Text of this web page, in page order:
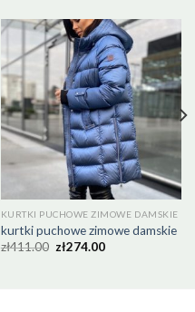
KURTKI PUCHOWE ZIMOWE DAMSKIE
kurtki puchowe zimowe damskie
zł411.00 zł274.00